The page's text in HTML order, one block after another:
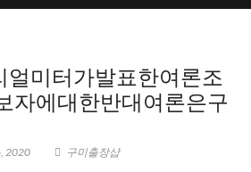
얼미터가발표한여론조
자에대한반대여론은구
2020 구미 출장샵